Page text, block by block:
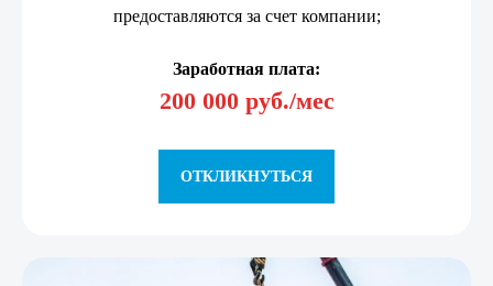
предоставляются за счет компании;
Заработная плата:
200 000 руб./мес
ОТКЛИКНУТЬСЯ